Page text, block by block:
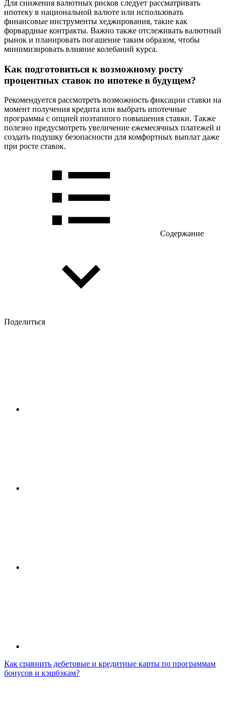
Для снижения валютных рисков следует рассматривать
ипотеку в национальной валюте или использовать
финансовые инструменты хеджирования, такие как
форвардные контракты. Важно также отслеживать валютный
рынок и планировать погашение таким образом, чтобы
минимизировать влияние колебаний курса.
Как подготовиться к возможному росту
процентных ставок по ипотеке в будущем?
Рекомендуется рассмотреть возможность фиксации ставки на
момент получения кредита или выбрать ипотечные
программы с опцией поэтапного повышения ставки. Также
полезно предусмотреть увеличение ежемесячных платежей и
создать подушку безопасности для комфортных выплат даже
при росте ставок.
Содержание
Поделиться
Как сравнить дебетовые и кредитные карты по программам
бонусов и кэшбэкам?